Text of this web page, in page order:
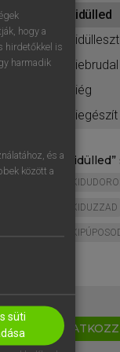
kidülled
kidülleszt
kiebrudal
kiég
kiegészít
„ kidülled
KIDUZZAD
hogy a
hirdetőkkel is
harmadik
és a
között a
süti